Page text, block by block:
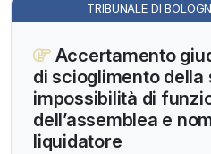
TRIBUNALE DI
Accertamento
di scioglimento della
impossibilità di
dell’assemblea e
liquidatore